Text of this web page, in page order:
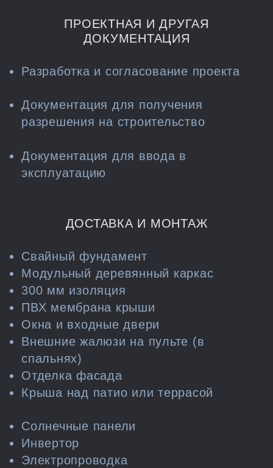
ПРОЕКТНАЯ И ДРУГАЯ
ДОКУМЕНТАЦИЯ
Разработка и согласование проекта
Документация для получения
разрешения на строительство
Документация для ввода в
эксплуатацию
ДОСТАВКА И МОНТАЖ
Свайный фундамент
Модульный деревянный каркас
300 мм изоляция
ПВХ мембрана крыши
Окна и входные двери
Внешние жалюзи на пульте (в
спальнях)
Отделка фасада
Крыша над патио или террасой
Солнечные панели
Инвертор
Электропроводка